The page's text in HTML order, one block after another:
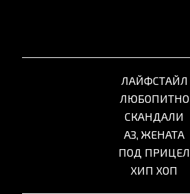
ЛАЙФСТАЙЛ
ЛЮБОПИТНО
СКАНДАЛИ
АЗ, ЖЕНАТА
ПОД ПРИЦЕЛ
ХИП ХОП